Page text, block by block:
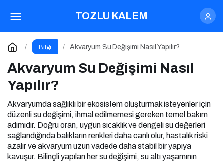
TOZLU KALEM
Bilgi Akvaryum Su Değişimi Nasıl Yapılır?
Akvaryum Su Değişimi Nasıl
Yapılır?
Akvaryumda sağlıklı bir ekosistem oluşturmak isteyenler için
düzenli su değişimi, ihmal edilmemesi gereken temel bakım
adımıdır. Doğru oran, uygun sıcaklık ve dengeli su değerleri
sağlandığında balıkların renkleri daha canlı olur, hastalık riski
azalır ve akvaryum uzun vadede daha stabil bir yapıya
kavuşur. Bilinçli yapılan her su değişimi, su altı yaşamının
Akvaryum Su Değişimi Nasıl Yapılır?
Yorum Yap